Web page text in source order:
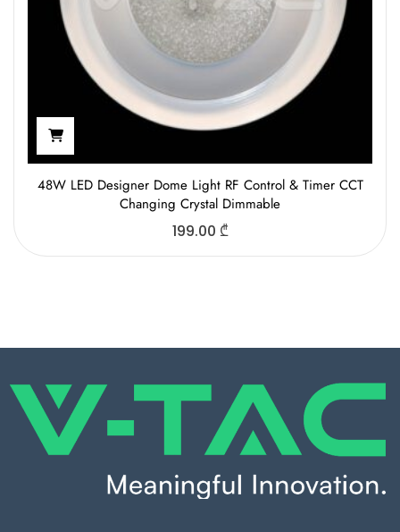
48W LED Designer Dome Light RF Control & Timer CCT
Changing Crystal Dimmable
199.00 ₾